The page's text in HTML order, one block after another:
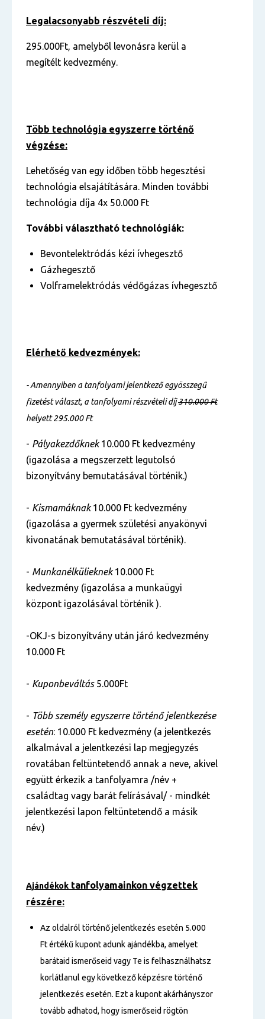
Legalacsonyabb részvételi díj:
295.000Ft, amelyből levonásra kerül a
megítélt kedvezmény.
Több technológia egyszerre történő
végzése:
Lehetőség van egy időben több hegesztési
technológia elsajátítására. Minden további
technológia díja 4x 50.000 Ft
További választható technológiák:
Bevontelektródás kézi ívhegesztő
Gázhegesztő
Volframelektródás védőgázas ívhegesztő
Elérhető kedvezmények:
- Amennyiben a tanfolyami jelentkező egyösszegű
fizetést választ, a tanfolyami részvételi díj310.000 Ft
helyett 295.000 Ft
- Pályakezdőknek10.000 Ft kedvezmény
(igazolása a megszerzett legutolsó
bizonyítvány bemutatásával történik.)
- Kismamáknak10.000 Ft kedvezmény
(igazolása a gyermek születési anyakönyvi
kivonatának bemutatásával történik).
- Munkanélkülieknek10.000 Ft
kedvezmény (igazolása a munkaügyi
központ igazolásával történik ).
-OKJ-s bizonyítvány után járó kedvezmény
10.000 Ft
- Kuponbeváltás5.000Ft
- Több személy egyszerre történő jelentkezése
esetén: 10.000 Ft kedvezmény (a jelentkezés
alkalmával a jelentkezési lap megjegyzés
rovatában feltüntetendő annak a neve, akivel
együtt érkezik a tanfolyamra /név +
családtag vagy barát felírásával/ - mindkét
jelentkezési lapon feltüntetendő a másik
név.)
Ajándékok tanfolyamainkon végzettek
részére:
Az oldalról történő jelentkezés esetén 5.000
Ft értékű kupont adunk ajándékba, amelyet
barátaid ismerőseid vagy Te is felhasználhatsz
korlátlanul egy következő képzésre történő
jelentkezés esetén. Ezt a kupont akárhányszor
tovább adhatod, hogy ismerőseid rögtön